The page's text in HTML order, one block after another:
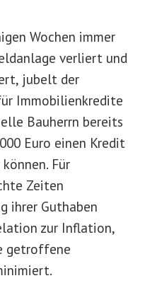
Wochen immer
verliert und
jubelt der
Immobilienkredite
Bauherrn bereits
Euro einen Kredit
Für
Zeiten
ihrer Guthaben
zur Inflation,
getroffene